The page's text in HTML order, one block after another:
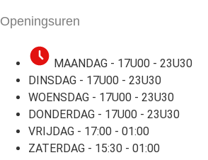
Openingsuren
MAANDAG - 17U00 - 23U30
DINSDAG - 17U00 - 23U30
WOENSDAG - 17U00 - 23U30
DONDERDAG - 17U00 - 23U30
VRIJDAG - 17:00 - 01:00
ZATERDAG - 15:30 - 01:00